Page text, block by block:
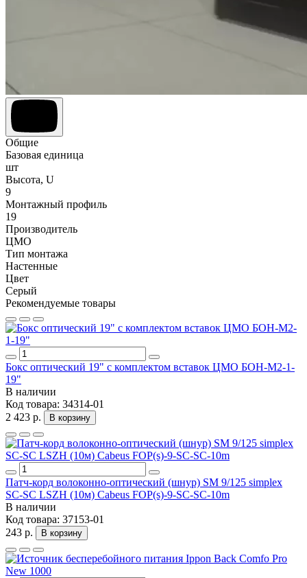
Общие
Базовая единица
шт
Высота, U
9
Монтажный профиль
19
Производитель
ЦМО
Тип монтажа
Настенные
Цвет
Серый
Рекомендуемые товары
Бокс оптический 19" с комплектом вставок ЦМО БОН-М2-1-
19"
В наличии
Код товара: 34314-01
2 423 р.
В корзину
Патч-корд волоконно-оптический (шнур) SM 9/125 simplex
SC-SC LSZH (10м) Cabeus FOP(s)-9-SC-SC-10m
В наличии
Код товара: 37153-01
243 р.
В корзину